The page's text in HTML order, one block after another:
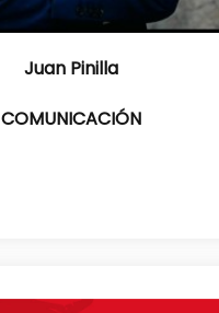
Juan Pinilla
COMUNICACIÓN